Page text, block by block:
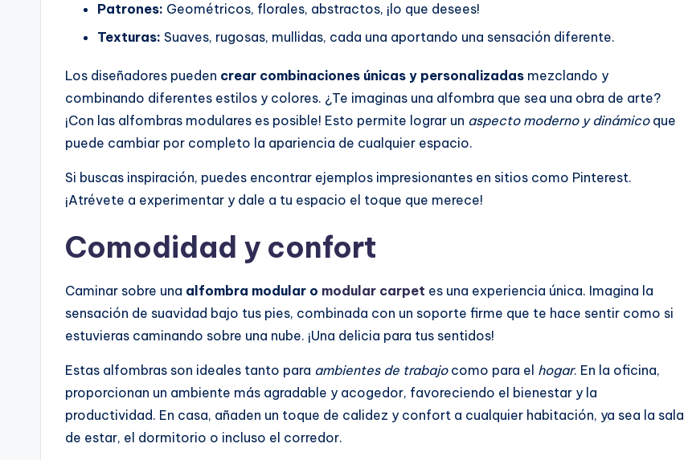
Patrones: Geométricos, florales, abstractos, ¡lo que desees!
Texturas: Suaves, rugosas, mullidas, cada una aportando una sensación diferente.
Los diseñadores pueden crear combinaciones únicas y personalizadas mezclando y
combinando diferentes estilos y colores. ¿Te imaginas una alfombra que sea una obra de arte?
¡Con las alfombras modulares es posible! Esto permite lograr un aspecto moderno y dinámicoque
puede cambiar por completo la apariencia de cualquier espacio.
Si buscas inspiración, puedes encontrar ejemplos impresionantes en sitios como Pinterest.
¡Atrévete a experimentar y dale a tu espacio el toque que merece!
Comodidad y confort
Caminar sobre una alfombra modular o modular carpet es una experiencia única. Imagina la
sensación de suavidad bajo tus pies, combinada con un soporte firme que te hace sentir como si
estuvieras caminando sobre una nube. ¡Una delicia para tus sentidos!
Estas alfombras son ideales tanto para ambientes de trabajocomo para el hogar. En la oficina,
proporcionan un ambiente más agradable y acogedor, favoreciendo el bienestar y la
productividad. En casa, añaden un toque de calidez y confort a cualquier habitación, ya sea la sala
de estar, el dormitorio o incluso el corredor.